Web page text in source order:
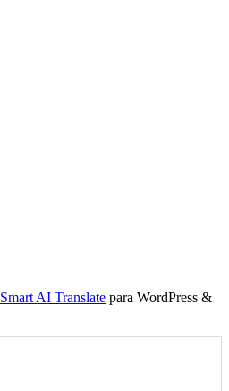
Smart AI Translate para WordPress &